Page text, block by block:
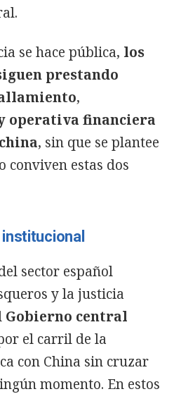
se hace pública, los
prestando
,
operativa financiera
, sin que se plantee
conviven estas dos
sector español
y la justicia
Gobierno central
el carril de la
con China sin cruzar
momento. En estos